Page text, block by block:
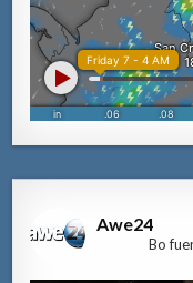
Awe24
Bo